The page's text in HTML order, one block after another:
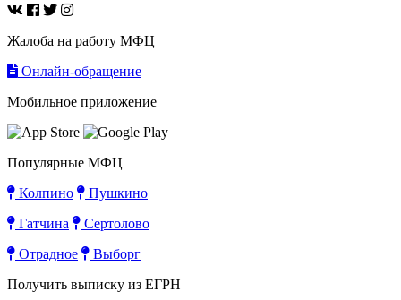
Жалоба на работу МФЦ
Онлайн-обращение
Мобильное приложение
Популярные МФЦ
Колпино
Пушкино
Гатчина
Сертолово
Отрадное
Выборг
Получить выписку из ЕГРН